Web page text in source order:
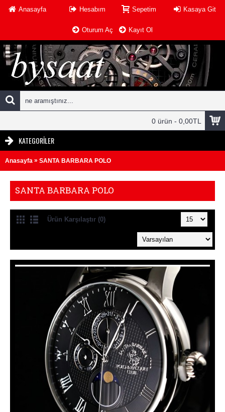
Anasayfa Hesabım Sepetim Kasaya Git
Oturum Aç Kayıt Ol
0 ürün - 0,00TL
KATEGORILER
Anasayfa » SANTA BARBARA POLO
SANTA BARBARA POLO
Ürün Karşılaştır (0)